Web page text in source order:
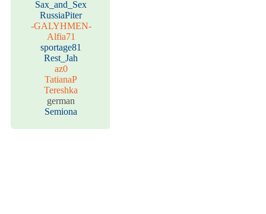
Sax_and_Sex
RussiaPiter
-GALYHMEN-
Alfia71
sportage81
Rest_Jah
az0
TatianaP
Tereshka
german
Semiona